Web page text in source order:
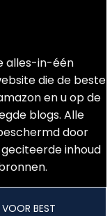
alles-in-één
die de beste
en u op de
blogs. Alle
door
inhoud
BEST